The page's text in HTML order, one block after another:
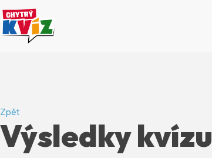
Zpět
Výsledky kvízu